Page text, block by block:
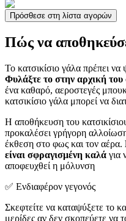
Πρόσθεσε στη λίστα αγορών
Πώς να
Το κατσικίσιο γάλα πρέπει
Φυλάξτε το στην αρχική
ένα καθαρό, αεροστεγές
κατσικίσιο γάλα μπορεί να
Η αποθήκευση του
προκαλέσει γρήγορη
έκθεση στο φως και τον αέρα.
είναι σφραγισμένη καλά για
αποφευχθεί η μόλυνση
✅ Ενδιαφέρον γεγονός
Σκεφτείτε να καταψύξετε το
μερίδες αν δεν σκοπεύετε να